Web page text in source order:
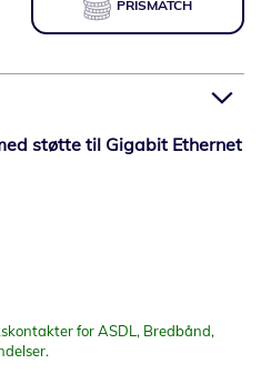
PRISMATCH
støtte til Gigabit Ethernet
for ASDL, Bredbånd,